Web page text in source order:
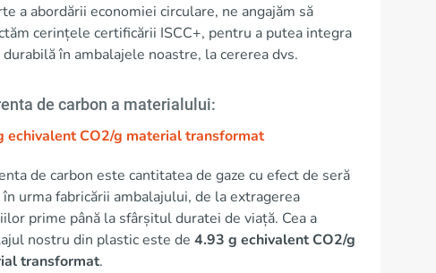
a abordării economiei circulare, ne angajăm să
cerințele certificării ISCC+, pentru a putea integra
durabilă în ambalajele noastre, la cererea dvs.
de carbon a materialului:
echivalent CO2/g material transformat
de carbon este cantitatea de gaze cu efect de seră
urma fabricării ambalajului, de la extragerea
prime până la sfârșitul duratei de viață. Cea a
nostru din plastic este de 4.93 g echivalent CO2/g
transformat.